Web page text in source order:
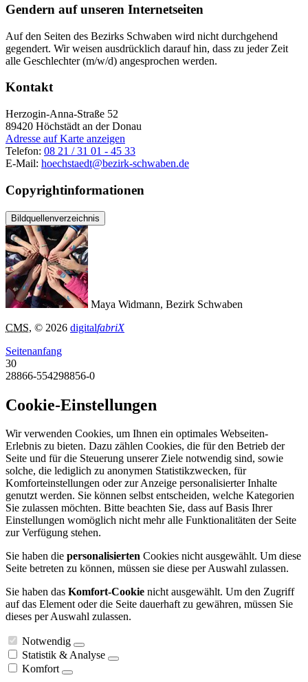
Gendern auf unseren Internetseiten
Auf den Seiten des Bezirks Schwaben wird nicht durchgehend
gegendert. Wir weisen ausdrücklich darauf hin, dass zu jeder Zeit
alle Geschlechter (m/w/d) angesprochen werden.
Kontakt
Herzogin-Anna-Straße 52
89420 Höchstädt an der Donau
Adresse auf Karte anzeigen
Telefon: 08 21 / 31 01 - 45 33
E-Mail: hoechstaedt@bezirk-schwaben.de
Copyrightinformationen
Bildquellenverzeichnis
Maya Widmann, Bezirk Schwaben
CMS, © 2026 digitalfabriX
Seitenanfang
30
28866-554298856-0
Cookie-Einstellungen
Wir verwenden Cookies, um Ihnen ein optimales Webseiten-
Erlebnis zu bieten. Dazu zählen Cookies, die für den Betrieb der
Seite und für die Steuerung unserer Ziele notwendig sind, sowie
solche, die lediglich zu anonymen Statistikzwecken, für
Komforteinstellungen oder zur Anzeige personalisierter Inhalte
genutzt werden. Sie können selbst entscheiden, welche Kategorien
Sie zulassen möchten. Bitte beachten Sie, dass auf Basis Ihrer
Einstellungen womöglich nicht mehr alle Funktionalitäten der Seite
zur Verfügung stehen.
Sie haben die personalisierten Cookies nicht ausgewählt. Um diese
Seite betreten zu können, müssen sie diese per Auswahl zulassen.
Sie haben das Komfort-Cookie nicht ausgewählt. Um den Zugriff
auf das Element oder die Seite dauerhaft zu gewähren, müssen Sie
dieses per Auswahl zulassen.
Notwendig
Statistik & Analyse
Komfort